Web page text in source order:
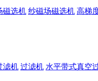
磁选机 纱磁场磁选机 高梯
滤机 过滤机 水平带式真空